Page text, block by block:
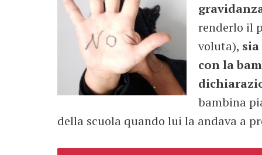
renderlo il
voluta),
con la
bambina
della scuola quando lui la andava a